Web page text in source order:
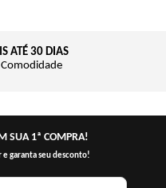
BRASIL
SUA 1ª COMPRA!
e garanta seu desconto!